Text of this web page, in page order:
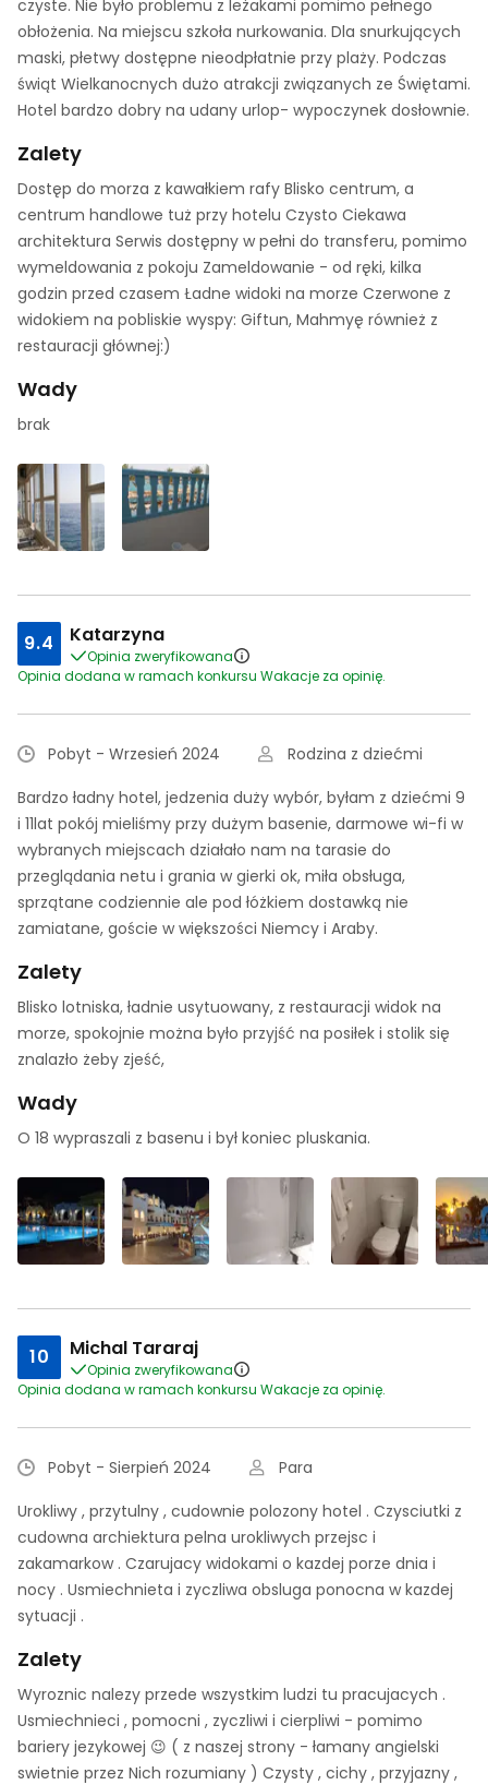
czyste. Nie było problemu z leżakami pomimo pełnego
obłożenia. Na miejscu szkoła nurkowania. Dla snurkujących
maski, płetwy dostępne nieodpłatnie przy plaży. Podczas
świąt Wielkanocnych dużo atrakcji związanych ze Świętami.
Hotel bardzo dobry na udany urlop- wypoczynek dosłownie.
Zalety
Dostęp do morza z kawałkiem rafy Blisko centrum, a
centrum handlowe tuż przy hotelu Czysto Ciekawa
architektura Serwis dostępny w pełni do transferu, pomimo
wymeldowania z pokoju Zameldowanie - od ręki, kilka
godzin przed czasem Ładne widoki na morze Czerwone z
widokiem na pobliskie wyspy: Giftun, Mahmyę również z
restauracji głównej:)
Wady
brak
9.4 Katarzyna
Opinia zweryfikowana
Opinia dodana w ramach konkursu Wakacje za opinię.
Pobyt - Wrzesień 2024
Rodzina z dziećmi
Bardzo ładny hotel, jedzenia duży wybór, byłam z dziećmi 9
i 11lat pokój mieliśmy przy dużym basenie, darmowe wi-fi w
wybranych miejscach działało nam na tarasie do
przeglądania netu i grania w gierki ok, miła obsługa,
sprzątane codziennie ale pod łóżkiem dostawką nie
zamiatane, goście w większości Niemcy i Araby.
Zalety
Blisko lotniska, ładnie usytuowany, z restauracji widok na
morze, spokojnie można było przyjść na posiłek i stolik się
znalazło żeby zjeść,
Wady
O 18 wypraszali z basenu i był koniec pluskania.
10 Michal Tararaj
Opinia zweryfikowana
Opinia dodana w ramach konkursu Wakacje za opinię.
Pobyt - Sierpień 2024
Para
Urokliwy , przytulny , cudownie polozony hotel . Czysciutki z
cudowna archiektura pelna urokliwych przejsc i
zakamarkow . Czarujacy widokami o kazdej porze dnia i
nocy . Usmiechnieta i zyczliwa obsluga ponocna w kazdej
sytuacji .
Zalety
Wyroznic nalezy przede wszystkim ludzi tu pracujacych .
Usmiechnieci , pomocni , zyczliwi i cierpliwi - pomimo
bariery jezykowej 😉 ( z naszej strony - łamany angielski
swietnie przez Nich rozumiany ) Czysty , cichy , przyjazny ,